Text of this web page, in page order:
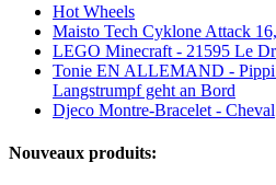
Hot Wheels
Maisto Tech Cyklone Attack
LEGO Minecraft - 21595 Le
Tonie EN ALLEMAND - Pippi
Langstrumpf geht an Bord
Djeco Montre-Bracelet - Cheval
Nouveaux produits: